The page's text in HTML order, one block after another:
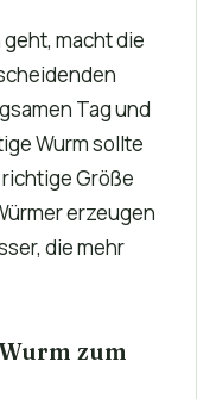
macht die
Tag und
Wurm sollte
Größe
erzeugen
die mehr
zum